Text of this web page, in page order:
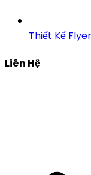
Thiết Kế Flyer
Liên Hệ